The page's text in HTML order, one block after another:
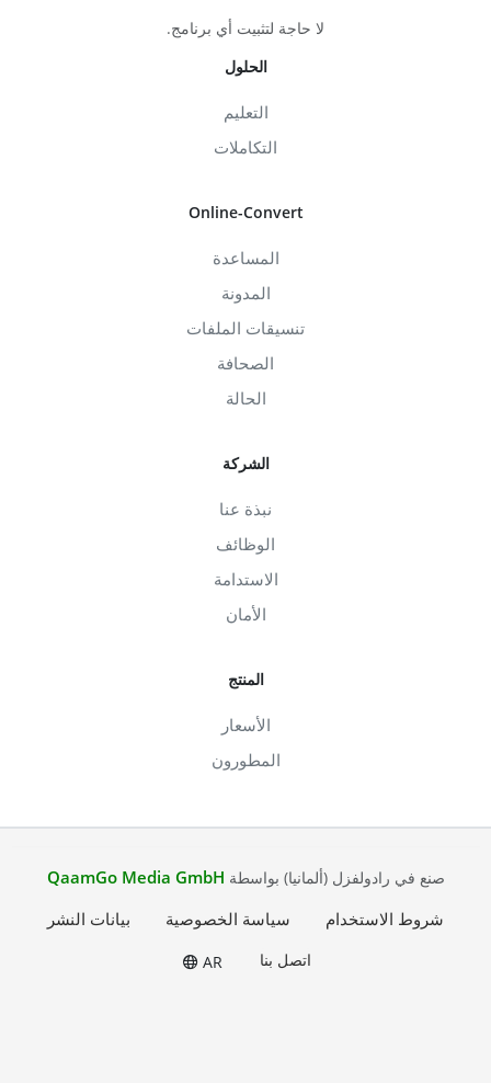
لا حاجة لتثبيت أي برنامج.
الحلول
التعليم
التكاملات
Online-Convert
المساعدة
المدونة
تنسيقات الملفات
الصحافة
الحالة
الشركة
نبذة عنا
الوظائف
الاستدامة
الأمان
المنتج
الأسعار
المطورون
صنع في رادولفزل (ألمانيا) بواسطة QaamGo Media GmbH
شروط الاستخدام
سياسة الخصوصية بيانات النشر
اتصل بنا AR